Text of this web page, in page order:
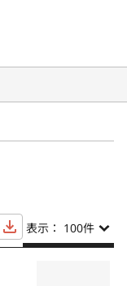
SHŪZŌ」
表示： 100件